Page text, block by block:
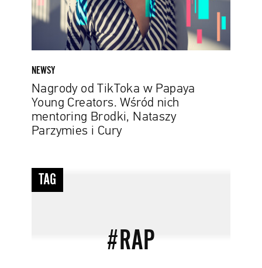
Wśród
nich
Brodki,
Nataszy
i
Cury
NEWSY
Nagrody od TikToka w Papaya
Young Creators. Wśród nich
mentoring Brodki, Nataszy
Parzymies i Cury
#rapTAG
#RAP